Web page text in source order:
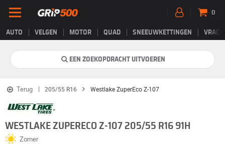
AUTO VELGEN MOTOR QUAD SNEEUWKETTINGEN
0
EEN ZOEKOPDRACHT UITVOEREN
Terug 205/55 R16 Westlake ZuperEco Z-107
WESTLAKE ZUPERECO Z-107 205/55 R16 91H
Zomer